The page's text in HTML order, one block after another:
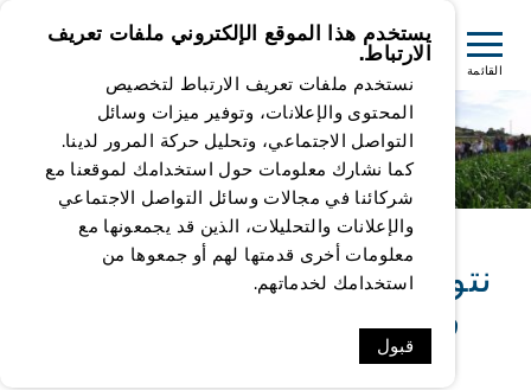
القائمة
نتواصل مع المجتمع المحلي:
فعاليات لسكّان المنطقة
يستخدم هذا الموقع الإلكتروني ملفات تعريف
الارتباط.
نستخدم ملفات تعريف الارتباط لتخصيص
المحتوى والإعلانات، وتوفير ميزات وسائل
التواصل الاجتماعي، وتحليل حركة المرور لدينا.
كما نشارك معلومات حول استخدامك لموقعنا مع
شركائنا في مجالات وسائل التواصل الاجتماعي
والإعلانات والتحليلات، الذين قد يجمعونها مع
معلومات أخرى قدمتها لهم أو جمعوها من
استخدامك لخدماتهم.
قبول